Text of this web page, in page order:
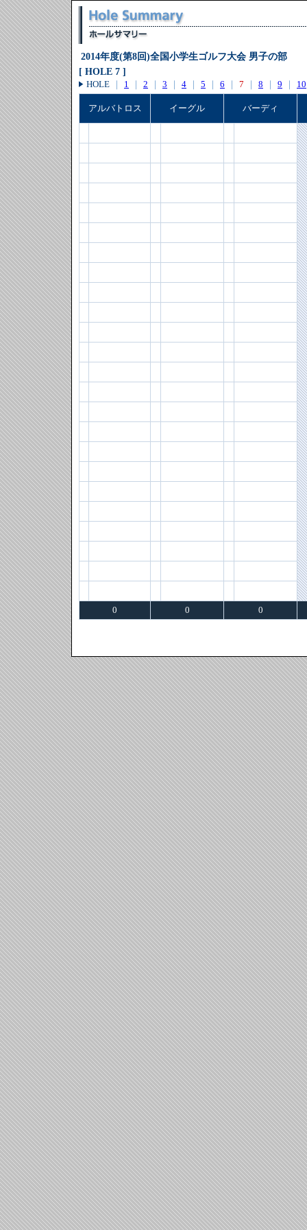
2014年度(第8回)全国小学生ゴルフ大会 男子の部
[ HOLE 7 ]
HOLE
｜ 1 ｜ 2 ｜ 3 ｜ 4 ｜ 5 ｜ 6 ｜ 7 ｜ 8 ｜ 9 ｜ 10
アルバトロス イーグル バーディ
0 0 0